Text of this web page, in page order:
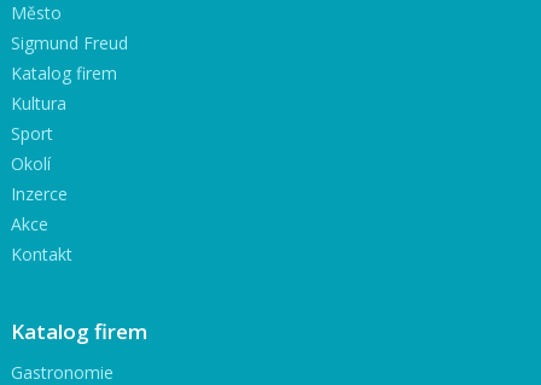
Město
Sigmund Freud
Katalog firem
Kultura
Sport
Okolí
Inzerce
Akce
Kontakt
Katalog firem
Gastronomie